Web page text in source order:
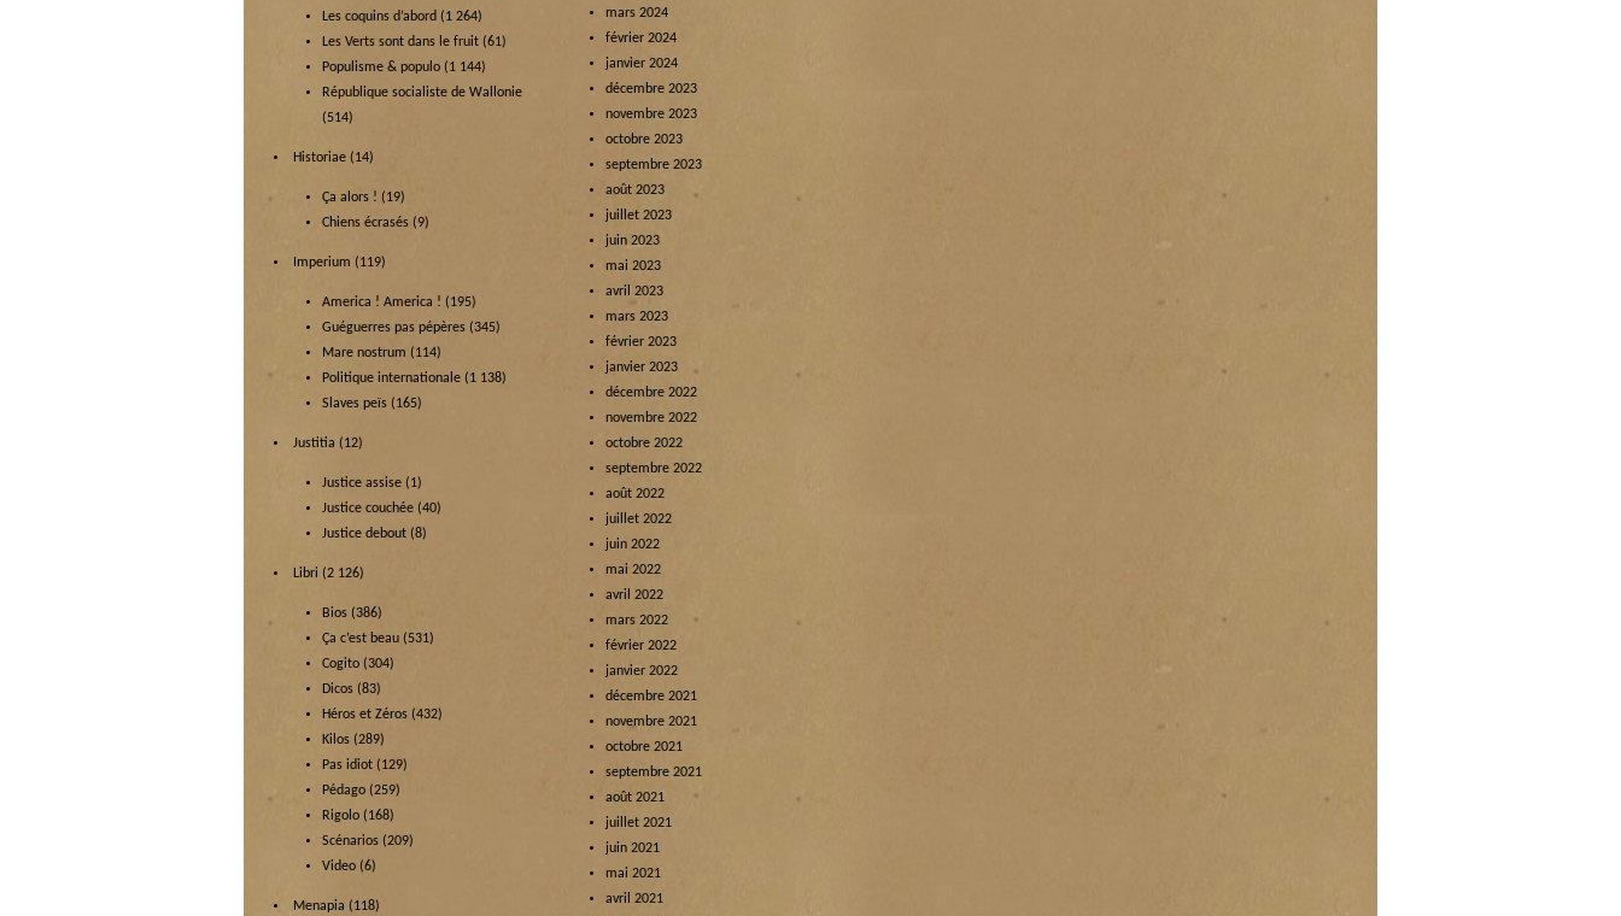
Les coquins d’abord (1 264)
Les Verts sont dans le fruit (61)
Populisme & populo (1 144)
République socialiste de Wallonie
(514)
Historiae (14)
Ça alors ! (19)
Chiens écrasés (9)
Imperium (119)
America ! America ! (195)
Guéguerres pas pépères (345)
Mare nostrum (114)
Politique internationale (1 138)
Slaves peïs (165)
Justitia (12)
Justice assise (1)
Justice couchée (40)
Justice debout (8)
Libri (2 126)
Bios (386)
Ça c’est beau (531)
Cogito (304)
Dicos (83)
Héros et Zéros (432)
Kilos (289)
Pas idiot (129)
Pédago (259)
Rigolo (168)
Scénarios (209)
Video (6)
Menapia (118)
mars 2024
février 2024
janvier 2024
décembre 2023
novembre 2023
octobre 2023
septembre 2023
août 2023
juillet 2023
juin 2023
mai 2023
avril 2023
mars 2023
février 2023
janvier 2023
décembre 2022
novembre 2022
octobre 2022
septembre 2022
août 2022
juillet 2022
juin 2022
mai 2022
avril 2022
mars 2022
février 2022
janvier 2022
décembre 2021
novembre 2021
octobre 2021
septembre 2021
août 2021
juillet 2021
juin 2021
mai 2021
avril 2021